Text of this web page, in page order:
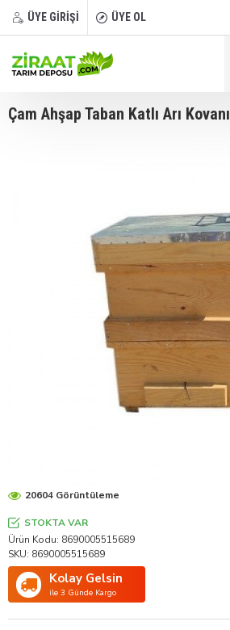
ÜYE GİRİŞİ ÜYE OL
Çam Ahşap Taban Katlı Arı Kovanı
STOKTA VAR
Ürün Kodu: 8690005515689
SKU: 8690005515689
Kolay Gelsin
ile 3 Günde Kargo
20604 Görüntüleme